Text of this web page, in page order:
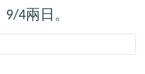
9/4兩日。